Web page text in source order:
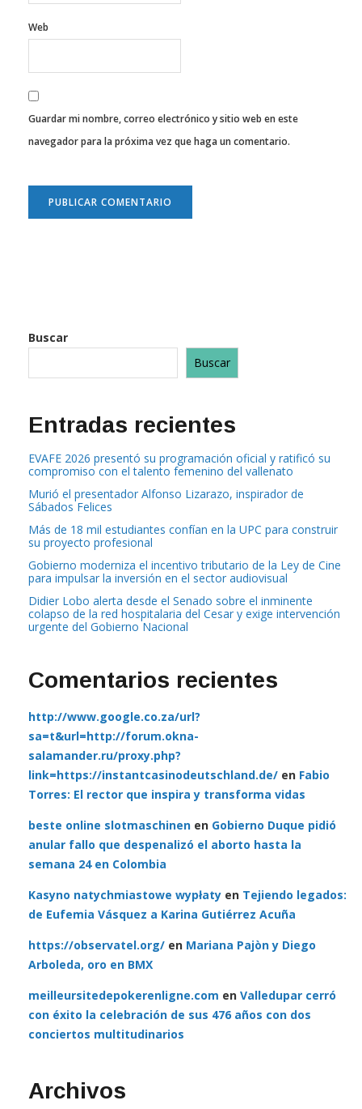
Web
Guardar mi nombre, correo electrónico y sitio web en este
navegador para la próxima vez que haga un comentario.
Buscar
Buscar
Entradas recientes
EVAFE 2026 presentó su programación oficial y ratificó su
compromiso con el talento femenino del vallenato
Murió el presentador Alfonso Lizarazo, inspirador de
Sábados Felices
Más de 18 mil estudiantes confían en la UPC para construir
su proyecto profesional
Gobierno moderniza el incentivo tributario de la Ley de Cine
para impulsar la inversión en el sector audiovisual
Didier Lobo alerta desde el Senado sobre el inminente
colapso de la red hospitalaria del Cesar y exige intervención
urgente del Gobierno Nacional
Comentarios recientes
http://www.google.co.za/url?
sa=t&url=http://forum.okna-
salamander.ru/proxy.php?
link=https://instantcasinodeutschland.de/ en Fabio
Torres: El rector que inspira y transforma vidas
beste online slotmaschinen en Gobierno Duque pidió
anular fallo que despenalizó el aborto hasta la
semana 24 en Colombia
Kasyno natychmiastowe wypłaty en Tejiendo legados:
de Eufemia Vásquez a Karina Gutiérrez Acuña
https://observatel.org/ en Mariana Pajòn y Diego
Arboleda, oro en BMX
meilleursitedepokerenligne.com en Valledupar cerró
con éxito la celebración de sus 476 años con dos
conciertos multitudinarios
Archivos